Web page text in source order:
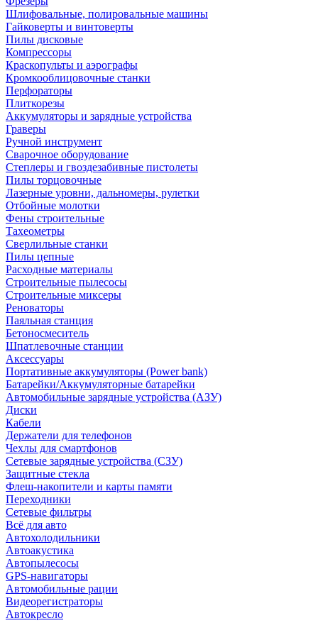
Шлифовальные, полировальные машины
Гайковерты и винтоверты
Пилы дисковые
Компрессоры
Краскопульты и аэрографы
Кромкооблицовочные станки
Перфораторы
Плиткорезы
Аккумуляторы и зарядные устройства
Граверы
Ручной инструмент
Сварочное оборудование
Степлеры и гвоздезабивные пистолеты
Пилы торцовочные
Лазерные уровни, дальномеры, рулетки
Отбойные молотки
Фены строительные
Тахеометры
Сверлильные станки
Пилы цепные
Расходные материалы
Строительные пылесосы
Строительные миксеры
Реноваторы
Паяльная станция
Бетоносмеситель
Шпатлевочные станции
Аксессуары
Портативные аккумуляторы (Power bank)
Батарейки/Аккумуляторные батарейки
Автомобильные зарядные устройства (АЗУ)
Диски
Кабели
Держатели для телефонов
Чехлы для смартфонов
Сетевые зарядные устройства (СЗУ)
Защитные стекла
Флеш-накопители и карты памяти
Переходники
Сетевые фильтры
Всё для авто
Автохолодильники
Автоакустика
Автопылесосы
GPS-навигаторы
Автомобильные рации
Видеорегистраторы
Автокресло